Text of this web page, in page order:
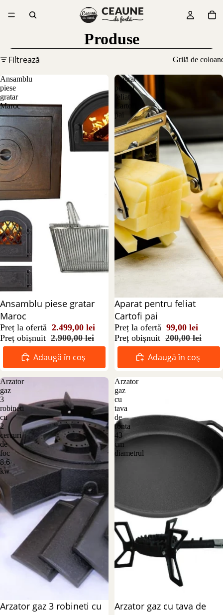
Produse
Filtrează Grilă de
Ansamblu
piese
gratar
Maroc
Reducere 14%
Ansamblu piese gratar
Maroc
Preț la ofertă 2.499,00 lei
Preț obișnuit 2.900,00 lei
Adaugă în coș
Aparat
pentru
feliat
Cartofi
pai
Reducere 51%
Aparat pentru feliat
Cartofi pai
Preț la ofertă 99,00 lei
Preț obișnuit 200,00 lei
Adaugă în coș
Arzator
gaz
3
robineti
cu
2
cercuri
de
foc
8.6
kw
Reducere 18%
Arzator gaz 3 robineti cu
Arzator
gaz
cu
tava
de
fonta
43
cm
diametrul
Reducere 34%
Arzator gaz cu tava de